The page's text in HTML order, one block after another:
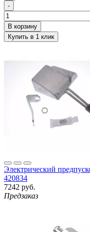
-
Электрический
420834
7242 руб.
Предзаказ